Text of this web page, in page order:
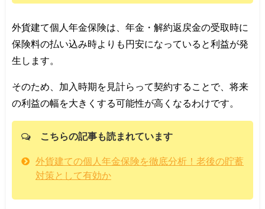
外貨建て個人年金保険は、年金・解約返戻金の受取時に
保険料の払い込み時よりも円安になっていると利益が発
生します。
そのため、加入時期を見計らって契約することで、将来
の利益の幅を大きくする可能性が高くなるわけです。
こちらの記事も読まれています
外貨建ての個人年金保険を徹底分析！老後の貯蓄
対策として有効か